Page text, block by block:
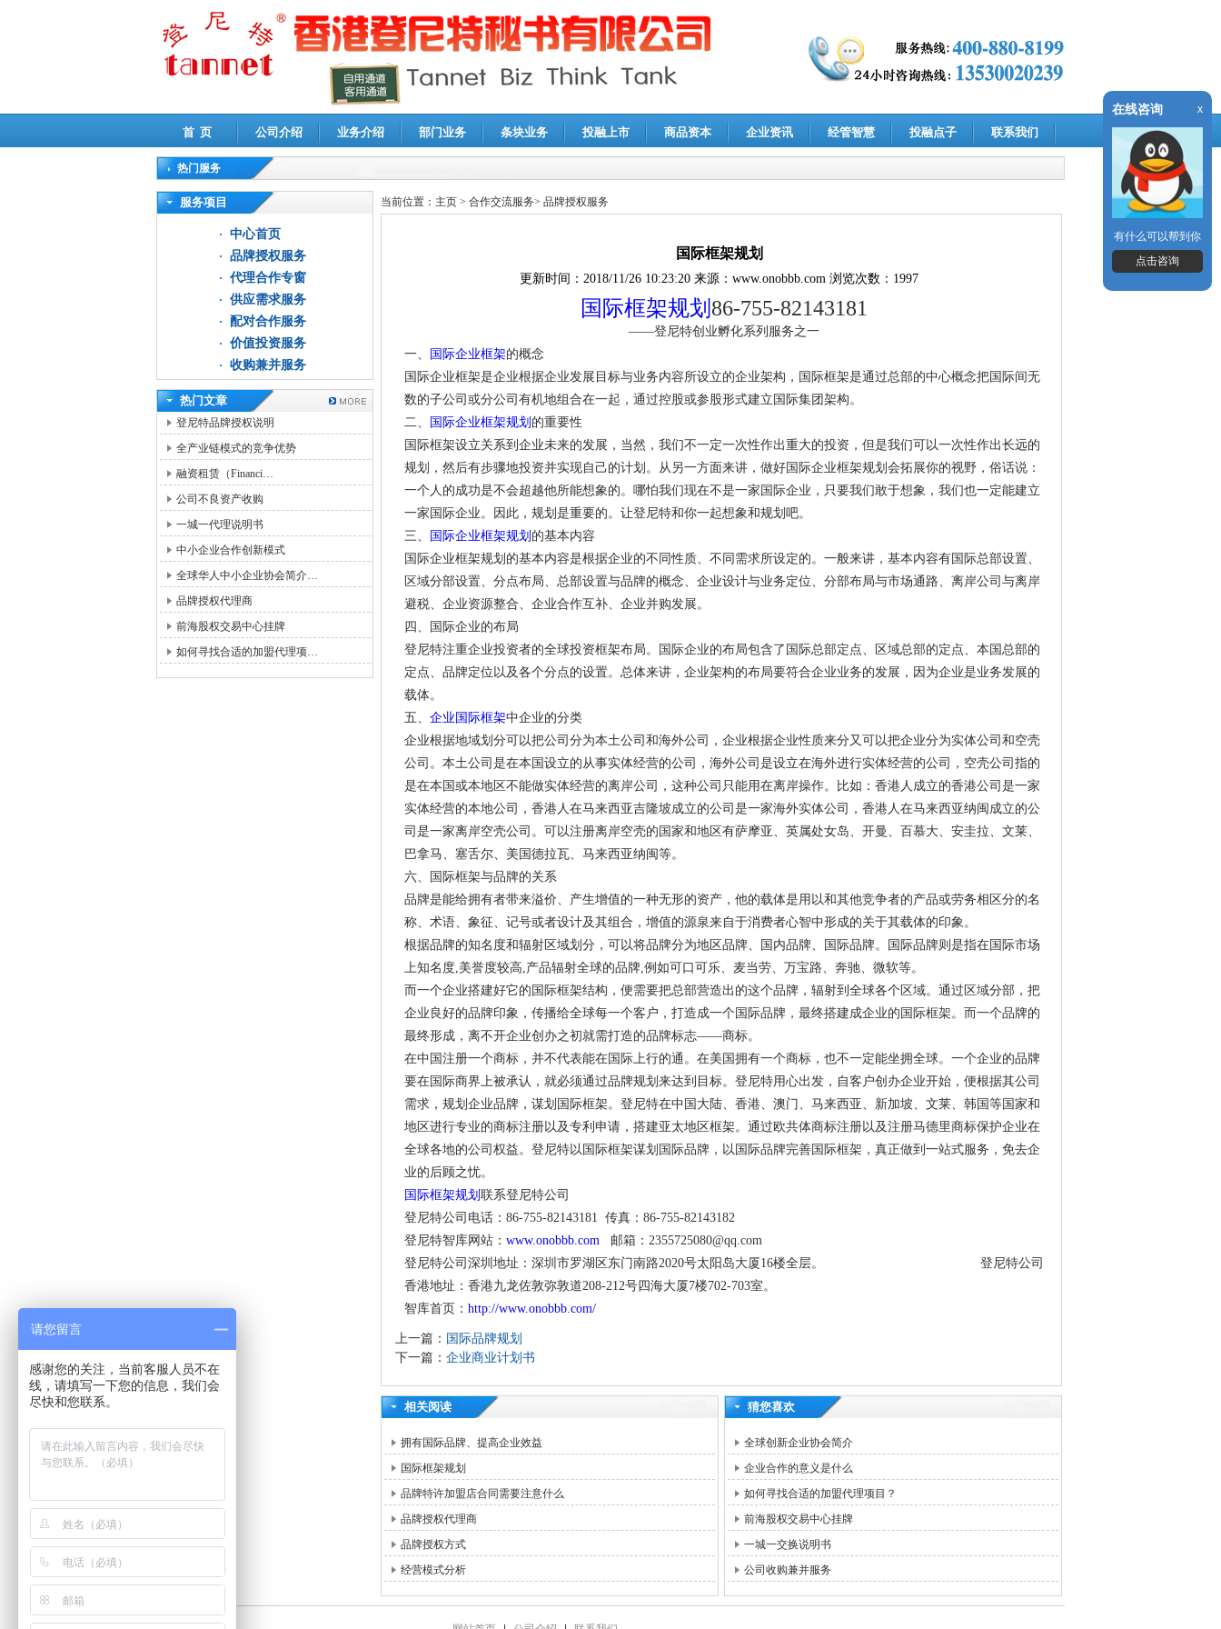
首 页 公司介绍 业务介绍 部门业务 条块业务 投融上市 商品资本 企业资讯 经管智慧 投融点子 联系我们
热门服务
高新技术企业认定审计|企业所得税汇算清缴申报鉴证
服务项目
中心首页
品牌授权服务
代理合作专窗
供应需求服务
配对合作服务
价值投资服务
收购兼并服务
热门文章
登尼特品牌授权说明
全产业链模式的竞争优势
融资租赁（Financi…
公司不良资产收购
一城一代理说明书
中小企业合作创新模式
全球华人中小企业协会简介…
品牌授权代理商
前海股权交易中心挂牌
如何寻找合适的加盟代理项…
当前位置： 主页 > 合作交流服务> 品牌授权服务
国际框架规划
更新时间： 2018/11/26 10:23:20 来源： www.onobbb.com 浏览次数：1997
国际框架规划 86-755-82143181
——登尼特创业孵化系列服务之一
一、
国际企业框架的概念
国际企业框架是企业根据企业发展目标与业务内容所设立的企业架构，国际框架是通过总部的中心概念把国际间无
数的子公司或分公司有机地组合在一起，通过控股或参股形式建立国际集团架构。
二、
国际企业框架规划 的重要性
国际框架设立关系到企业未来的发展，当然，我们不一定一次性作出重大的投资，但是我们可以一次性作出长远的
规划，然后有步骤地投资并实现自己的计划。从另一方面来讲，做好国际企业框架规划会拓展你的视野，俗话说：
一个人的成功是不会超越他所能想象的。哪怕我们现在不是一家国际企业，只要我们敢于想象，我们也一定能建立
一家国际企业。因此，规划是重要的。让登尼特和你一起想象和规划吧。
三、
国际企业框架规划 的基本内容
国际企业框架规划的基本内容是根据企业的不同性质、不同需求所设定的。一般来讲，基本内容有国际总部设置、
区域分部设置、分点布局、总部设置与品牌的概念、企业设计与业务定位、分部布局与市场通路、离岸公司与离岸
避税、企业资源整合、企业合作互补、企业并购发展。
四、国际企业的布局
登尼特注重企业投资者的全球投资框架布局。国际企业的布局包含了国际总部定点、区域总部的定点、本国总部的
定点、品牌定位以及各个分点的设置。总体来讲，企业架构的布局要符合企业业务的发展，因为企业是业务发展的
载体。
五、 企业国际框架中企业的分类
企业根据地域划分可以把公司分为本土公司和海外公司，企业根据企业性质来分又可以把企业分为实体公司和空壳
公司。本土公司是在本国设立的从事实体经营的公司，海外公司是设立在海外进行实体经营的公司，空壳公司指的
是在本国或本地区不能做实体经营的离岸公司，这种公司只能用在离岸操作。比如：香港人成立的香港公司是一家
实体经营的本地公司，香港人在马来西亚吉隆坡成立的公司是一家海外实体公司，香港人在马来西亚纳闽成立的公
司是一家离岸空壳公司。可以注册离岸空壳的国家和地区有萨摩亚、英属处女岛、开曼、百慕大、安圭拉、文莱、
巴拿马、塞舌尔、美国德拉瓦、马来西亚纳闽等。
六、国际框架与品牌的关系
品牌是能给拥有者带来溢价、产生增值的一种无形的资产，他的载体是用以和其他竞争者的产品或劳务相区分的名
称、术语、象征、记号或者设计及其组合，增值的源泉来自于消费者心智中形成的关于其载体的印象。
根据品牌的知名度和辐射区域划分，可以将品牌分为地区品牌、国内品牌、国际品牌。国际品牌则是指在国际市场
上知名度,美誉度较高,产品辐射全球的品牌,例如可口可乐、麦当劳、万宝路、奔驰、微软等。
而一个企业搭建好它的国际框架结构，便需要把总部营造出的这个品牌，辐射到全球各个区域。通过区域分部，把
企业良好的品牌印象，传播给全球每一个客户，打造成一个国际品牌，最终搭建成企业的国际框架。而一个品牌的
最终形成，离不开企业创办之初就需打造的品牌标志——商标。
在中国注册一个商标，并不代表能在国际上行的通。在美国拥有一个商标，也不一定能坐拥全球。一个企业的品牌
要在国际商界上被承认，就必须通过品牌规划来达到目标。登尼特用心出发，自客户创办企业开始，便根据其公司
需求，规划企业品牌，谋划国际框架。登尼特在中国大陆、香港、澳门、马来西亚、新加坡、文莱、韩国等国家和
地区进行专业的商标注册以及专利申请，搭建亚太地区框架。通过欧共体商标注册以及注册马德里商标保护企业在
全球各地的公司权益。登尼特以国际框架谋划国际品牌，以国际品牌完善国际框架，真正做到一站式服务，免去企
业的后顾之忧。
国际框架规划 联系登尼特公司
登尼特公司电话：86-755-82143181 传真：86-755-82143182
登尼特智库网站： www.onobbb.com 邮箱：2355725080@qq.com
登尼特公司深圳地址：深圳市罗湖区东门南路2020号太阳岛大厦16楼全层。 登尼特公司
香港地址：香港九龙佐敦弥敦道208-212号四海大厦7楼702-703室。
智库首页： http://www.onobbb.com/
上一篇： 国际品牌规划
下一篇： 企业商业计划书
相关阅读
拥有国际品牌、提高企业效益
国际框架规划
品牌特许加盟店合同需要注意什么
品牌授权代理商
品牌授权方式
经营模式分析
猜您喜欢
全球创新企业协会简介
企业合作的意义是什么
如何寻找合适的加盟代理项目？
前海股权交易中心挂牌
一城一交换说明书
公司收购兼并服务
在线咨询 x
有什么可以帮到你
点击咨询
请您留言
感谢您的关注，当前客服人员不在
线，请填写一下您的信息，我们会
尽快和您联系。